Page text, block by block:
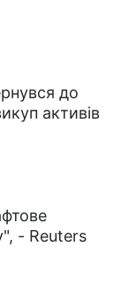
до
активів
- Reuters